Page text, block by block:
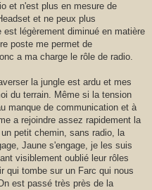
et n'est plus en mesure de
et ne peux plus
légèrement diminué en matière
poste me permet de
a ma charge le rôle de radio.
la jungle est ardu et mes
du terrain. Même si la tension
manque de communication et à
a rejoindre assez rapidement la
petit chemin, sans radio, la
Jaune s'engage, je les suis
visiblement oublié leur rôles
qui tombe sur un Farc qui nous
est passé très près de la